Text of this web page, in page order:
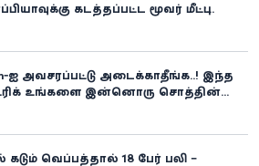
கடத்தப்பட்ட மூவர் மீட்பு:
ஐ அவசரப்பட்டு அடைக்காதீங்க..! இந்த
உங்களை இன்னொரு சொத்தின்
கடும் வெப்பத்தால் 18 பேர் பலி –